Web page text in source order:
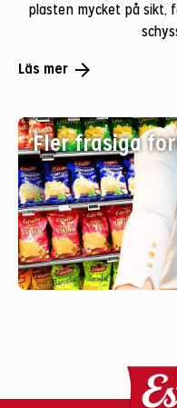
plasten mycket på sikt,
Läs mer arrow_forward
Fler frasiga